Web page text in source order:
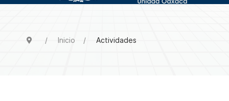
Inicio Actividades